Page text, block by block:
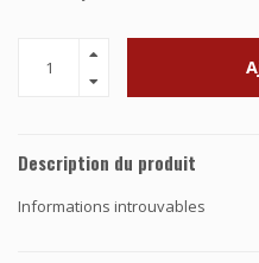
Description du produit
Informations introuvables